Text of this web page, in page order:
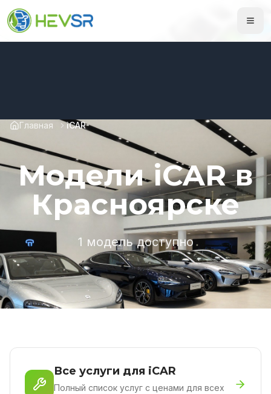
Главная iCAR
Модели iCAR в
Красноярске
1 модель доступно
Все услуги для iCAR
Полный список услуг с ценами для всех